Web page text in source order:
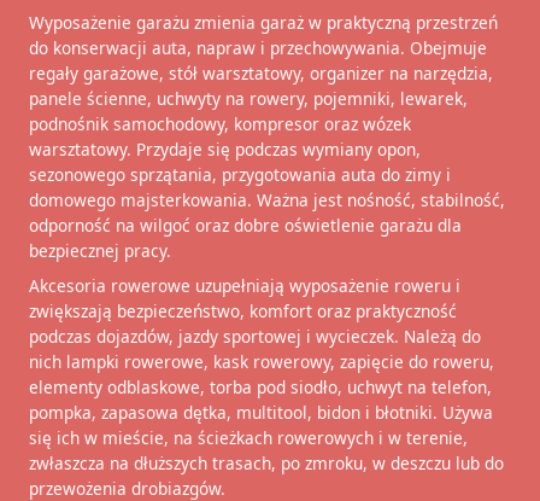
Wyposażenie garażu zmienia garaż w praktyczną przestrzeń
do konserwacji auta, napraw i przechowywania. Obejmuje
regały garażowe, stół warsztatowy, organizer na narzędzia,
panele ścienne, uchwyty na rowery, pojemniki, lewarek,
podnośnik samochodowy, kompresor oraz wózek
warsztatowy. Przydaje się podczas wymiany opon,
sezonowego sprzątania, przygotowania auta do zimy i
domowego majsterkowania. Ważna jest nośność, stabilność,
odporność na wilgoć oraz dobre oświetlenie garażu dla
bezpiecznej pracy.
Akcesoria rowerowe uzupełniają wyposażenie roweru i
zwiększają bezpieczeństwo, komfort oraz praktyczność
podczas dojazdów, jazdy sportowej i wycieczek. Należą do
nich lampki rowerowe, kask rowerowy, zapięcie do roweru,
elementy odblaskowe, torba pod siodło, uchwyt na telefon,
pompka, zapasowa dętka, multitool, bidon i błotniki. Używa
się ich w mieście, na ścieżkach rowerowych i w terenie,
zwłaszcza na dłuższych trasach, po zmroku, w deszczu lub do
przewożenia drobiazgów.